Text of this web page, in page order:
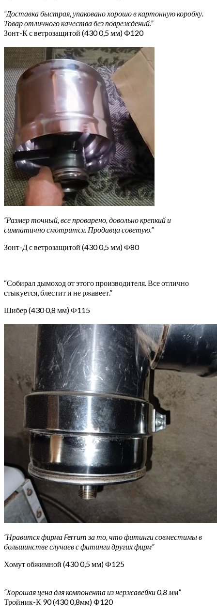
“Доставка быстрая, упаковано хорошо в картонную коробку.
Товар отличного качества без повреждений.”
Зонт-К с ветрозащитой (430 0,5 мм) Ф120
“Размер точный, все проварено, довольно крепкий и
симпатично смотрится. Продавца советую.”
Зонт-Д с ветрозащитой (430 0,5 мм) Ф80
“Собирал дымоход от этого производителя. Все отлично
стыкуется, блестит и не ржавеет.”
Шибер (430 0,8 мм) Ф115
“Нравится фирма Ferrum за то, что фитинги совместимы в
большинстве случаев с фитинги других фирм”
Хомут обжимной (430 0,5 мм) Ф125
“Хорошая цена для компонента из нержавейки 0,8 мм”
Тройник-К 90 (430 0,8мм) Ф120